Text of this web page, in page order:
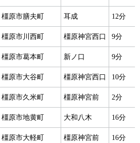
橿原市膳夫町 耳成 12分
橿原市川西町 橿原神宮西口 9分
橿原市葛本町 新ノ口 9分
橿原市大谷町 橿原神宮西口 10分
橿原市久米町 橿原神宮前 2分
橿原市地黄町 大和八木 16分
橿原市大軽町 橿原神宮前 16分